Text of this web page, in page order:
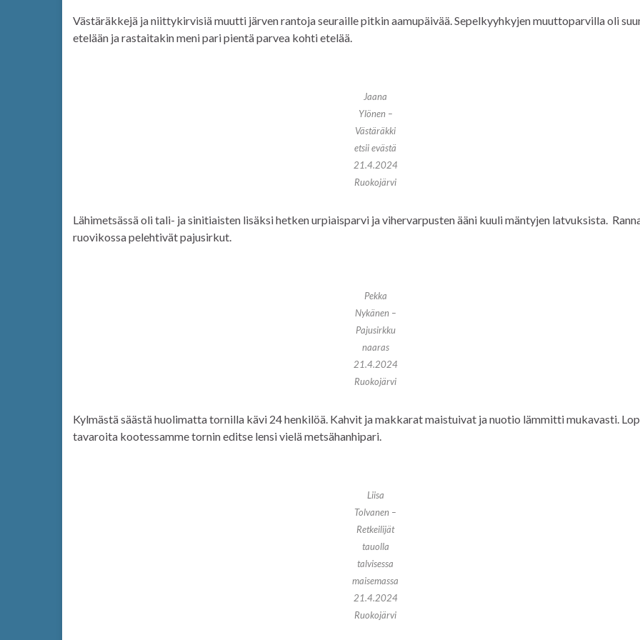
Västäräkkejä ja niittykirvisiä muutti järven rantoja seuraille pitkin aamupäivää. Sepelkyyhkyjen muuttoparvilla oli
etelään ja rastaitakin meni pari pientä parvea kohti etelää.
Jaana
Ylönen –
Västäräkki
etsii evästä
21.4.2024
Ruokojärvi
Lähimetsässä oli tali- ja sinitiaisten lisäksi hetken urpiaisparvi ja vihervarpusten ääni kuuli mäntyjen latvuksista.
ruovikossa pelehtivät pajusirkut.
Pekka
Nykänen –
Pajusirkku
naaras
21.4.2024
Ruokojärvi
Kylmästä säästä huolimatta tornilla kävi 24 henkilöä. Kahvit ja makkarat maistuivat ja nuotio lämmitti mukavasti.
tavaroita kootessamme tornin editse lensi vielä metsähanhipari.
Liisa
Tolvanen –
Retkeilijät
tauolla
talvisessa
maisemassa
21.4.2024
Ruokojärvi